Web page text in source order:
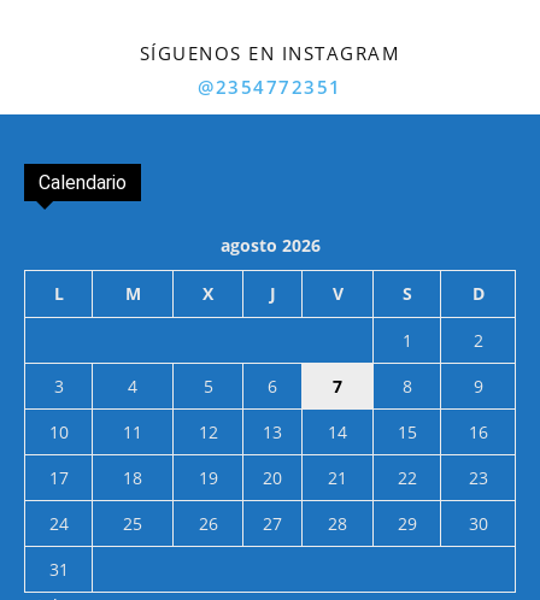
SÍGUENOS EN INSTAGRAM
@2354772351
Calendario
agosto 2026
L M X J V S D
1
2
3
4 5 6 7 8
9
10
11 12 13 14 15
16
17
18 19 20 21 22
23
24
25 26 27 28 29
30
31